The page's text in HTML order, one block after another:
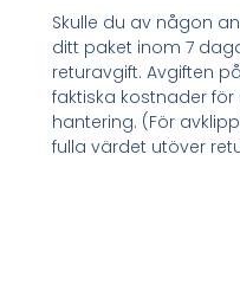
Skulle du av någon
ditt paket inom 7
returavgift. Avgiften
faktiska kostnader
hantering. (För
fulla värdet utöver